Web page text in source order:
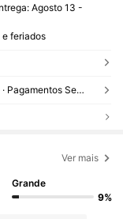
Agosto 13 -
feriados
Reenviar se o item estiver perdido/danificado · Pagamentos Seguros · Proteção de privacidade
Ver mais
Grande
9%